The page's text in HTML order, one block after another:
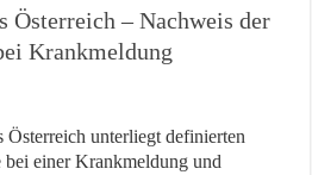
Österreich – Nachweis der
Krankmeldung
unterliegt definierten
bei einer Krankmeldung und